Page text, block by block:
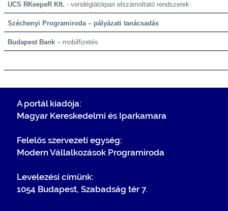
UCS RKeepeR Kft. - vendéglátóipari elszámoltató rendszerek
Széchenyi Programiroda – pályázati tanácsadás
Budapest Bank – mobilfizetés
A portál kiadója:
Magyar Kereskedelmi és Iparkamara
Felelős szervezeti egység:
Modern Vállalkozások Programiroda
Levelezési címünk:
1054 Budapest, Szabadság tér 7.